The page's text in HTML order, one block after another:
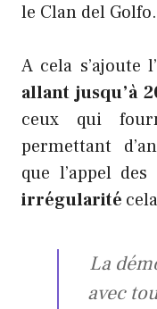
le Clan del Golfo.
A cela s’ajoute
allant jusqu’à
ceux qui
permettant
que l’appel
irrégularité
La
avec